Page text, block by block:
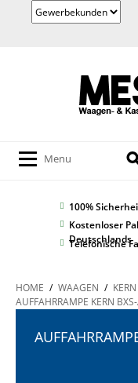
Menu
100%
Kostenloser
Deutschlands
Telefonische
HOME / WAAGEN /
AUFFAHRRAMPE KERN